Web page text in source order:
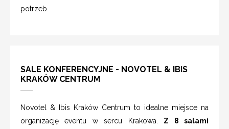
potrzeb.
SALE KONFERENCYJNE - NOVOTEL & IBIS
KRAKÓW CENTRUM
Novotel & Ibis Kraków Centrum to idealne miejsce na
organizację eventu w sercu Krakowa. Z 8 salami